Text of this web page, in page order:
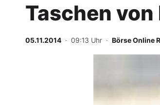
Abo & Shop
BO-Musterdepots
Mein B:O
Taschen
05.11.2014 · 09:13 Uhr · Börse Online